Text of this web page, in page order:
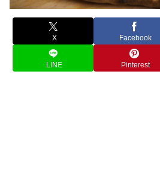
X Facebook
LINE Pinterest